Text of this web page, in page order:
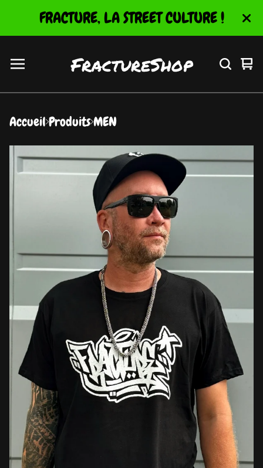
FRACTURE, LA STREET CULTURE !
FractureShop
le
0
Accueil ProduitsMEN